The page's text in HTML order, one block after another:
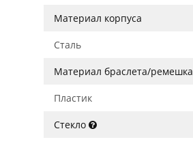
Материал корпуса
Сталь
Материал браслета/ремешка
Пластик
Стекло